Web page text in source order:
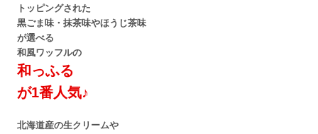
トッピングされた
黒ごま味・抹茶味やほうじ茶味
が選べる
和風ワッフルの
和っふる
が1番人気♪
北海道産の生クリームや